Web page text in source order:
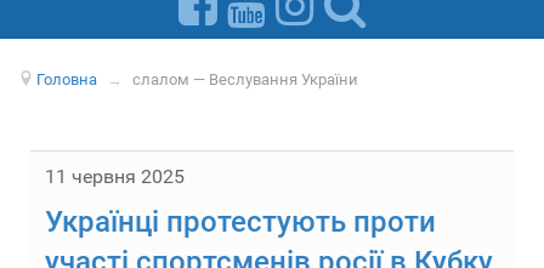
Головна → слалом — Веслування України
11 червня 2025
Українці протестують проти